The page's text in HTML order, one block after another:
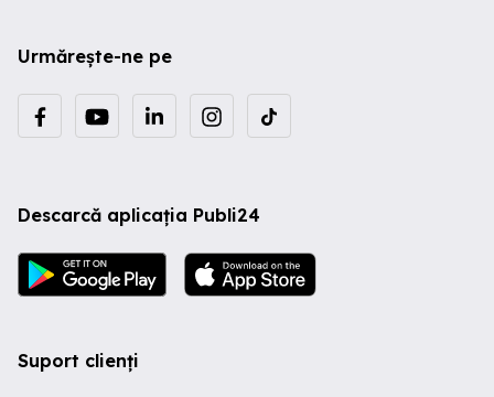
Urmărește-ne pe
Descarcă aplicația Publi24
Suport clienți